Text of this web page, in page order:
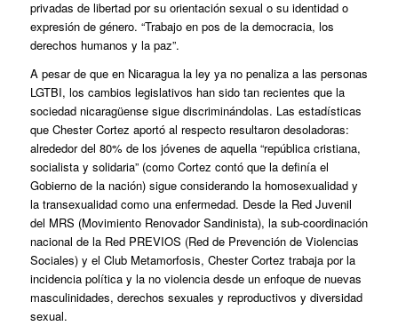
privadas de libertad por su orientación sexual o su identidad o
expresión de género. “Trabajo en pos de la democracia, los
derechos humanos y la paz”.
A pesar de que en Nicaragua la ley ya no penaliza a las personas
LGTBI, los cambios legislativos han sido tan recientes que la
sociedad nicaragüense sigue discriminándolas. Las estadísticas
que Chester Cortez aportó al respecto resultaron desoladoras:
alrededor del 80% de los jóvenes de aquella “república cristiana,
socialista y solidaria” (como Cortez contó que la definía el
Gobierno de la nación) sigue considerando la homosexualidad y
la transexualidad como una enfermedad. Desde la Red Juvenil
del MRS (Movimiento Renovador Sandinista), la sub-coordinación
nacional de la Red PREVIOS (Red de Prevención de Violencias
Sociales) y el Club Metamorfosis, Chester Cortez trabaja por la
incidencia política y la no violencia desde un enfoque de nuevas
masculinidades, derechos sexuales y reproductivos y diversidad
sexual.